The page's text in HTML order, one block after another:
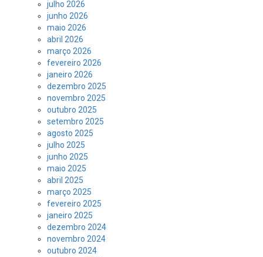
julho 2026
junho 2026
maio 2026
abril 2026
março 2026
fevereiro 2026
janeiro 2026
dezembro 2025
novembro 2025
outubro 2025
setembro 2025
agosto 2025
julho 2025
junho 2025
maio 2025
abril 2025
março 2025
fevereiro 2025
janeiro 2025
dezembro 2024
novembro 2024
outubro 2024